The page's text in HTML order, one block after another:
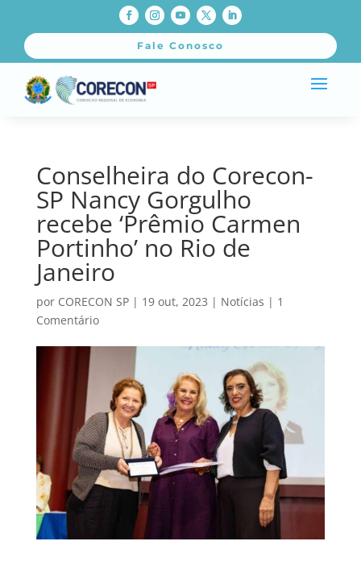
Fale Conosco
Conselheira do Corecon-
SP Nancy Gorgulho
recebe ‘Prêmio Carmen
Portinho’ no Rio de
Janeiro
por CORECON SP| 19 out, 2023 | Notícias | 1
Comentário